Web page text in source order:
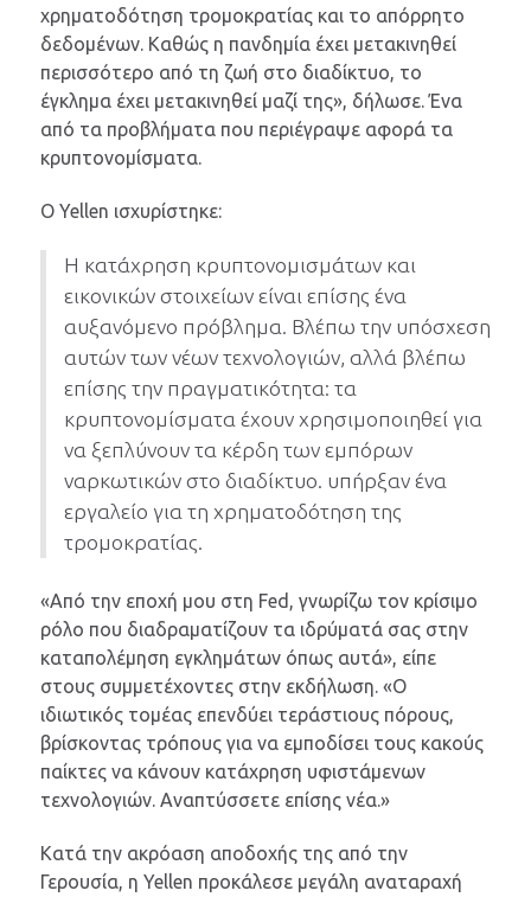
χρηματοδότηση τρομοκρατίας και το απόρρητο
δεδομένων. Καθώς η πανδημία έχει μετακινηθεί
περισσότερο από τη ζωή στο διαδίκτυο, το
έγκλημα έχει μετακινηθεί μαζί της», δήλωσε. Ένα
από τα προβλήματα που περιέγραψε αφορά τα
κρυπτονομίσματα.
Ο Yellen ισχυρίστηκε:
Η κατάχρηση κρυπτονομισμάτων και
εικονικών στοιχείων είναι επίσης ένα
αυξανόμενο πρόβλημα. Βλέπω την υπόσχεση
αυτών των νέων τεχνολογιών, αλλά βλέπω
επίσης την πραγματικότητα: τα
κρυπτονομίσματα έχουν χρησιμοποιηθεί για
να ξεπλύνουν τα κέρδη των εμπόρων
ναρκωτικών στο διαδίκτυο. υπήρξαν ένα
εργαλείο για τη χρηματοδότηση της
τρομοκρατίας.
«Από την εποχή μου στη Fed, γνωρίζω τον κρίσιμο
ρόλο που διαδραματίζουν τα ιδρύματά σας στην
καταπολέμηση εγκλημάτων όπως αυτά», είπε
στους συμμετέχοντες στην εκδήλωση. «Ο
ιδιωτικός τομέας επενδύει τεράστιους πόρους,
βρίσκοντας τρόπους για να εμποδίσει τους κακούς
παίκτες να κάνουν κατάχρηση υφιστάμενων
τεχνολογιών. Αναπτύσσετε επίσης νέα.»
Κατά την ακρόαση αποδοχής της από την
Γερουσία, η Yellen προκάλεσε μεγάλη αναταραχή